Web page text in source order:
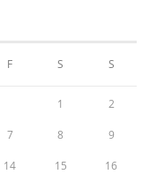
F S S
1 2
7 8 9
14 15 16